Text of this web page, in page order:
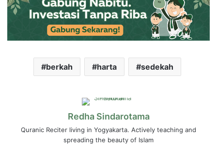
berkah harta sedekah
Redha Sindarotama
Quranic Reciter living in Yogyakarta. Actively teaching and
spreading the beauty of Islam